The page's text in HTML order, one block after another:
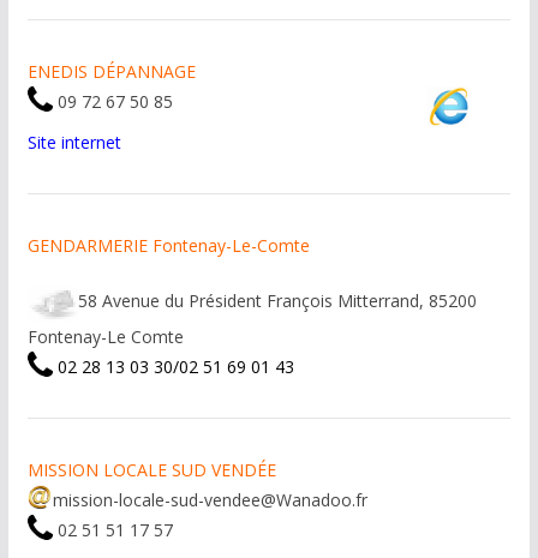
ENEDIS DÉPANNAGE
09 72 67 50 85
Site internet
GENDARMERIE Fontenay-Le-Comte
58 Avenue du Président François Mitterrand, 85200
Fontenay-Le Comte
02 28 13 03 30/02 51 69 01 43
MISSION LOCALE SUD VENDÉE
mission-locale-sud-vendee@Wanadoo.fr
02 51 51 17 57